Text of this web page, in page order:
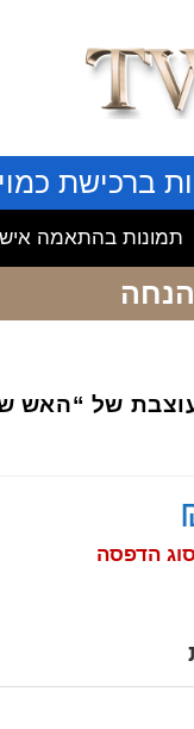
ברכישת
תמונות בהתאמה
מעוצבת של
הדפסה